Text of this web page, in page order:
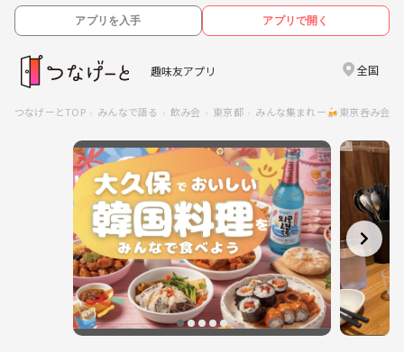
アプリを入手 アプリで開く
趣味友アプリ 全国
つなげーとTOP みんなで語る 飲み会 東京都 みんな集まれー🍻東京呑み会